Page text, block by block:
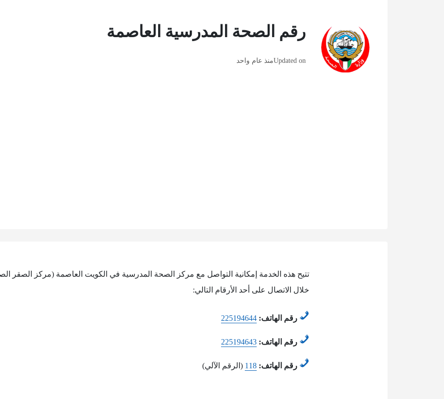
رقم الصحة المدرسية العاصمة
Updated onمنذ عام واحد
تتيح هذه الخدمة إمكانية التواصل مع مركز الصحة المدرسية في الكويت العاصمة (مركز الصقر
خلال الاتصال على أحد الأرقام التالي:
رقم الهاتف: 225194644
رقم الهاتف: 225194643
رقم الهاتف: 118 (الرقم الآلي)